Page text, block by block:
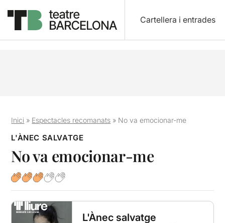
Cartellera i entrades
Inici » Espectacles recomanats » No va emocionar-me
L'ÀNEC SALVATGE
No va emocionar-me
L'Ànec salvatge